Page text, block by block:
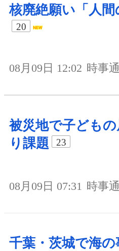
核廃絶願い「人
20
08月09日 12:02 時事
被災地で子ども
り課題
23
08月09日 07:31 時事
千葉・茨城で海の